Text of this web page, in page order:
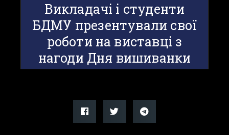
Викладачі і студенти
БДМУ презентували свої
роботи на виставці з
нагоди Дня вишиванки